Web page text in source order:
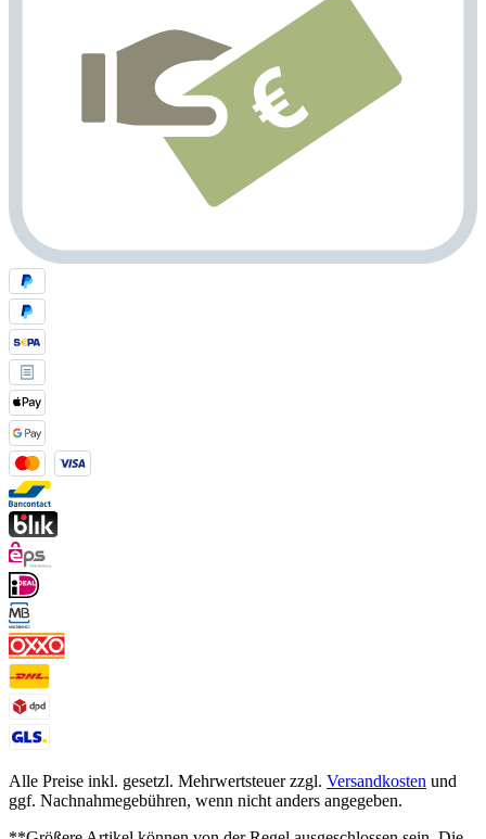
Alle Preise inkl. gesetzl. Mehrwertsteuer zzgl. Versandkosten und
ggf. Nachnahmegebühren, wenn nicht anders angegeben.